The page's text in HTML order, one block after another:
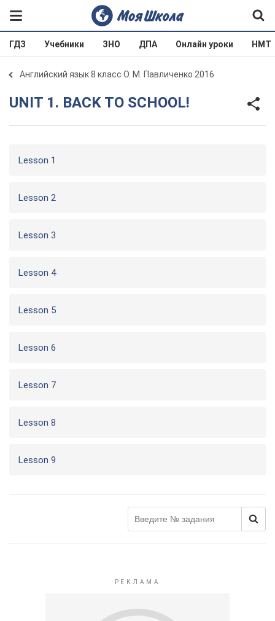
ГДЗ Учебники ЗНО ДПА Онлайн уроки НМТ
Английский язык 8 класс О. М. Павличенко 2016
UNIT 1. BACK TO SCHOOL!
Lesson 1
Lesson 2
Lesson 3
Lesson 4
Lesson 5
Lesson 6
Lesson 7
Lesson 8
Lesson 9